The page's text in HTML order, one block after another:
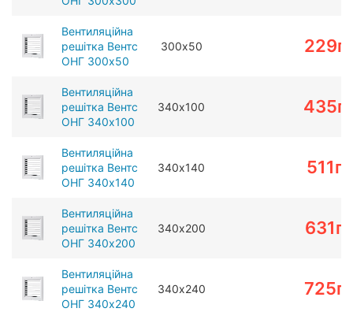
Вентиляційна
решітка Вентс
ОНГ 300х50
300х50 229
Вентиляційна
решітка Вентс
ОНГ 340х100
340х100 435
Вентиляційна
решітка Вентс
ОНГ 340х140
340х140 511
Вентиляційна
решітка Вентс
ОНГ 340х200
340х200 631
Вентиляційна
решітка Вентс
ОНГ 340х240
340х240 725